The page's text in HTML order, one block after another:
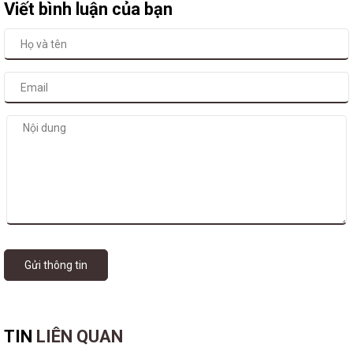
Viết bình luận của bạn
Gửi thông tin
TIN LIÊN QUAN